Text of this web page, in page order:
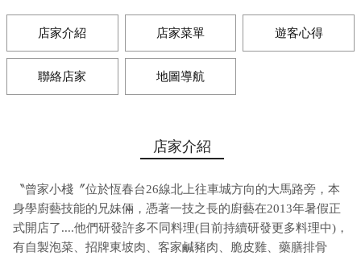
店家介紹 店家菜單 遊客心得
聯絡店家 地圖導航
店家介紹
〝曾家小棧〞位於恆春台26線北上往車城方向的大馬路旁，本
身學廚藝技能的兄妹倆，憑著一技之長的廚藝在2013年暑假正
式開店了....他們研發許多不同料理(目前持續研發更多料理中)，
有自製泡菜、招牌東坡肉、客家鹹豬肉、脆皮雞、藥膳排骨